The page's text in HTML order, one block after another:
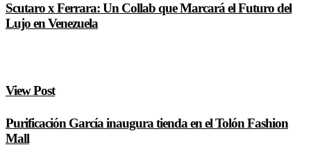
Scutaro x Ferrara: Un Collab que Marcará el Futuro del
Lujo en Venezuela
View Post
Purificación García inaugura tienda en el Tolón Fashion
Mall